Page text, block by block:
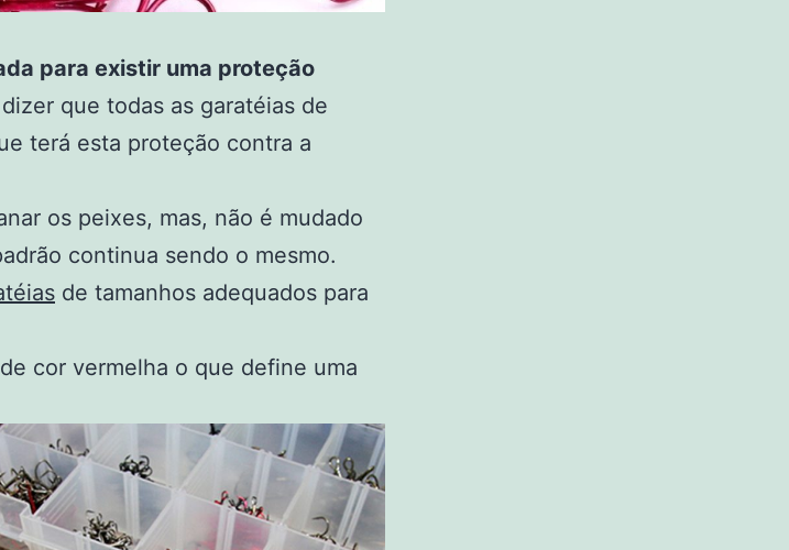
para existir uma proteção
que todas as garatéias de
terá esta proteção contra a
os peixes, mas, não é mudado
continua sendo o mesmo.
de tamanhos adequados para
cor vermelha o que define uma